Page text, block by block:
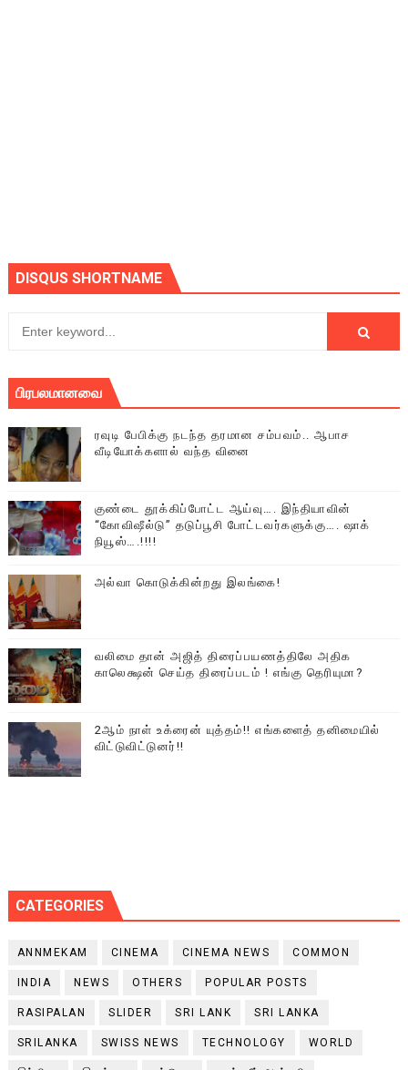
DISQUS SHORTNAME
பிரபலமானவை
ரவுடி பேபிக்கு நடந்த தரமான சம்பவம்.. ஆபாச
வீடியோக்களால் வந்த வினை
குண்டை தூக்கிப்போட்ட ஆய்வு…. இந்தியாவின்
“கோவிஷீல்டு” தடுப்பூசி போட்டவர்களுக்கு…. ஷாக்
நியூஸ்….!!!!
அல்வா கொடுக்கின்றது இலங்கை!
வலிமை தான் அஜித் திரைப்பயணத்திலே அதிக
காலெக்ஷன் செய்த திரைப்படம் ! எங்கு தெரியுமா?
2ஆம் நாள் உக்ரைன் யுத்தம்!! எங்களைத் தனிமையில்
விட்டுவிட்டுனர்!!
CATEGORIES
ANNMEKAM CINEMA CINEMA NEWS COMMON
INDIA NEWS OTHERS POPULAR POSTS
RASIPALAN SLIDER SRI LANK SRI LANKA
SRILANKA SWISS NEWS TECHNOLOGY WORLD